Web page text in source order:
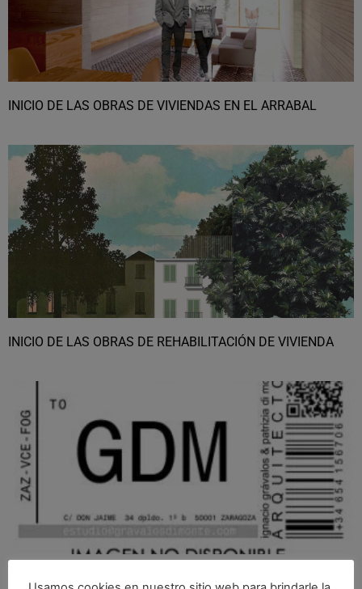
INICIO DE LAS OBRAS DE VIVIENDAS EN EL ARRABAL
INICIO DE LAS OBRAS DE REHABILITACIÓN DE VIVIENDA